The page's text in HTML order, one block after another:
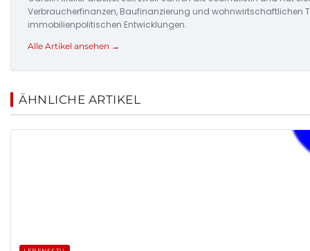
Verbraucherfinanzen, Baufinanzierung und wohnwirtschaftlichen
immobilienpolitischen Entwicklungen.
Alle Artikel ansehen →
ÄHNLICHE ARTIKEL